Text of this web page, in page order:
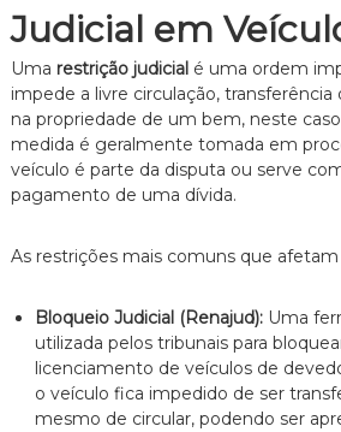
o
d
e
F
m
í
c
a
t
e
n
d
Judicial em
Uma restrição judicialé uma ordem
impede a livre circulação, transferência
na propriedade de um bem, neste
medida é geralmente tomada em
veículo é parte da disputa ou serve
pagamento de uma dívida.
As restrições mais comuns que afetam
Bloqueio Judicial (Renajud):Uma
utilizada pelos tribunais para
licenciamento de veículos de
o veículo fica impedido de ser
mesmo de circular, podendo ser